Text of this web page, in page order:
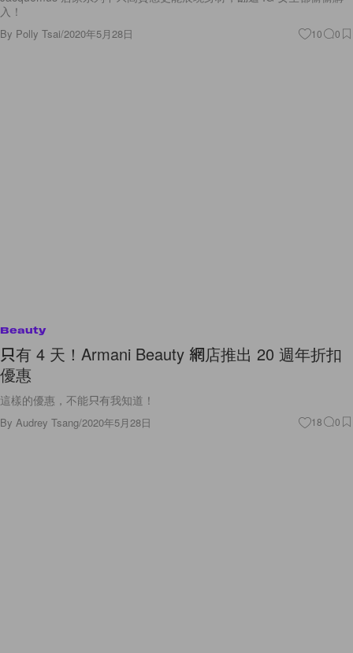
入！
By Polly Tsai/2020年5月28日 10 0
只有 4 天！Armani Beauty 網店推出 20 週年折扣
優惠
這樣的優惠，不能只有我知道！
ByAudrey Tsang/2020年5月28日